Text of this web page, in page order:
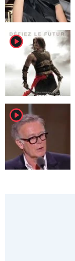
player2
player2